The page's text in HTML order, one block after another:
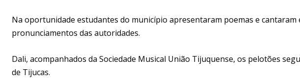
Na oportunidade estudantes do município apresentaram poemas e cantaram
pronunciamentos das autoridades.
Dali, acompanhados da Sociedade Musical União Tijuquense, os pelotões
de Tijucas.